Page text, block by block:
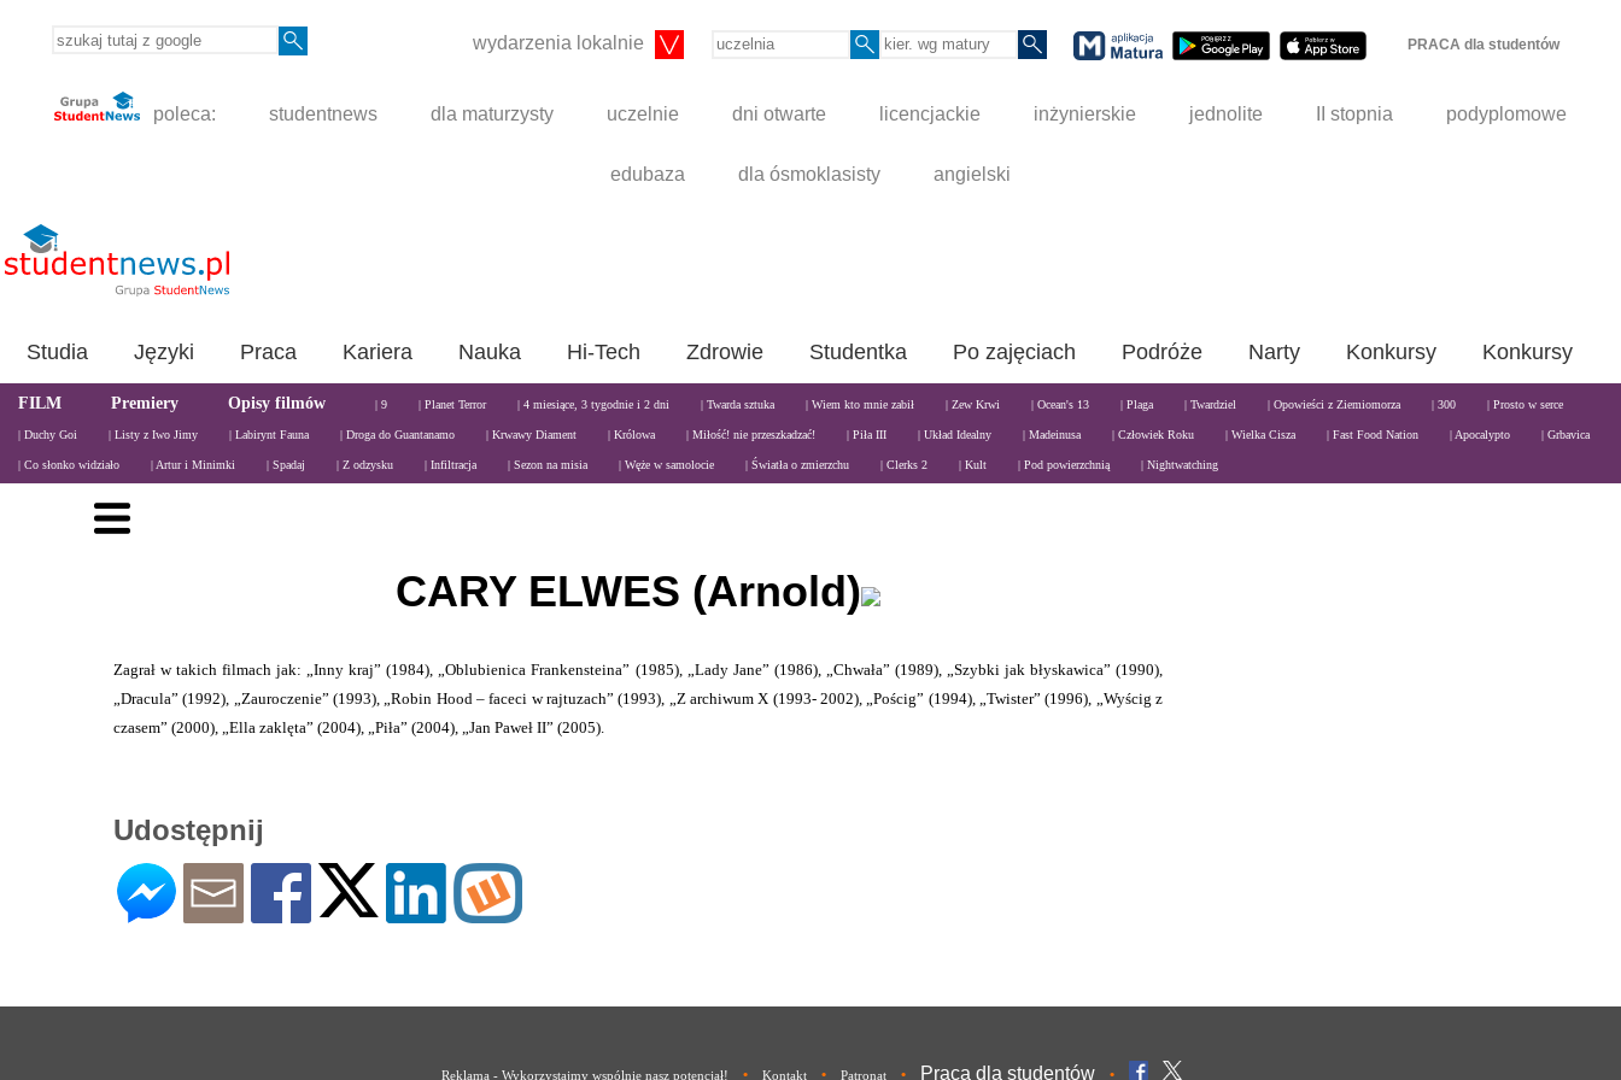
wydarzenia lokalnie PRACA dla studentów
poleca: studentnews dla maturzysty uczelnie dni otwarte licencjackie inżynierskie jednolite II stopnia podyplomowe
edubaza dla ósmoklasisty angielski
Studia Języki Praca Kariera Nauka Hi-Tech Zdrowie Studentka Po zajęciach Podróże Narty Konkursy Konkursy
FILM Premiery Opisy filmów | 9 | Planet Terror | 4 miesiące, 3 tygodnie i 2 dni | Twarda sztuka | Wiem kto mnie zabił | Zew Krwi | Ocean's 13 | Plaga | Twardziel | Opowieści z Ziemiomorza | 300 | Prosto w serce
| Duchy Goi | Listy z Iwo Jimy | Labirynt Fauna | Droga do Guantanamo | Krwawy Diament | Królowa | Miłość! nie przeszkadzać! | Piła III | Układ Idealny | Madeinusa | Człowiek Roku | Wielka Cisza | Fast Food Nation | Apocalypto | Grbavica
| Co słonko widziało | Artur i Minimki | Spadaj | Z odzysku | Infiltracja | Sezon na misia | Węże w samolocie | Światła o zmierzchu | Clerks 2 | Kult | Pod powierzchnią | Nightwatching
CARY ELWES (Arnold)
Zagrał w takich filmach jak: „Inny kraj” (1984), „Oblubienica Frankensteina” (1985), „Lady Jane” (1986), „Chwała” (1989), „Szybki jak błyskawica” (1990),
„Dracula” (1992), „Zauroczenie” (1993), „Robin Hood – faceci w rajtuzach” (1993), „Z archiwum X (1993- 2002), „Pościg” (1994), „Twister” (1996), „Wyścig z
czasem” (2000), „Ella zaklęta” (2004), „Piła” (2004), „Jan Paweł II” (2005).
Udostępnij
Reklama - Wykorzystajmy wspólnie nasz potencjał! • Kontakt • Patronat • Praca dla studentów •